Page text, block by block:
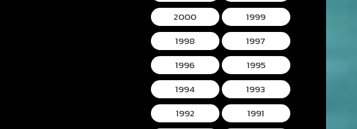
2000
1999
1998
1997
1996
1995
1994
1993
1992
1991